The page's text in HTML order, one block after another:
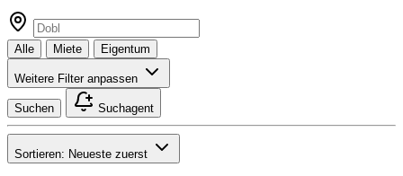
Alle Miete Eigentum
Weitere Filter anpassen
Suchen Suchagent
Sortieren: Neueste zuerst